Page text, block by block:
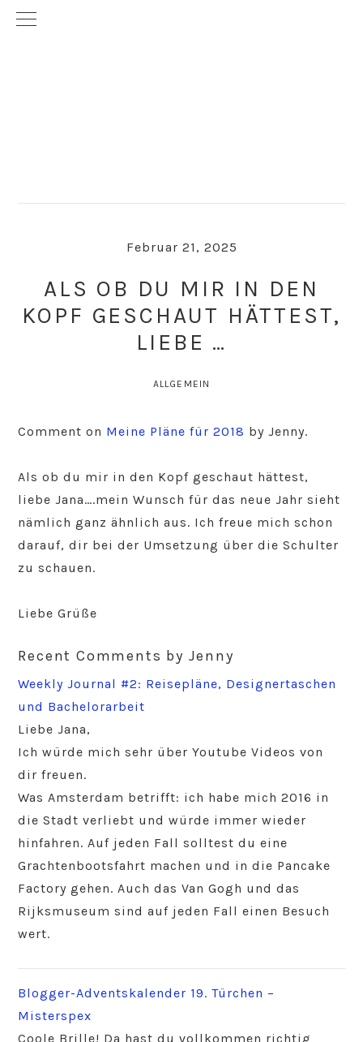
Februar 21, 2025
ALS OB DU MIR IN DEN
KOPF GESCHAUT HÄTTEST,
LIEBE …
ALLGEMEIN
Comment on Meine Pläne für 2018 by Jenny.
Als ob du mir in den Kopf geschaut hättest,
liebe Jana….mein Wunsch für das neue Jahr sieht
nämlich ganz ähnlich aus. Ich freue mich schon
darauf, dir bei der Umsetzung über die Schulter
zu schauen.
Liebe Grüße
Recent Comments by Jenny
Weekly Journal #2: Reisepläne, Designertaschen
und Bachelorarbeit
Liebe Jana,
Ich würde mich sehr über Youtube Videos von
dir freuen.
Was Amsterdam betrifft: ich habe mich 2016 in
die Stadt verliebt und würde immer wieder
hinfahren. Auf jeden Fall solltest du eine
Grachtenbootsfahrt machen und in die Pancake
Factory gehen. Auch das Van Gogh und das
Rijksmuseum sind auf jeden Fall einen Besuch
wert.
Blogger-Adventskalender 19. Türchen –
Misterspex
Coole Brille! Da hast du vollkommen richtig